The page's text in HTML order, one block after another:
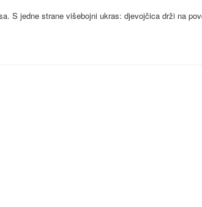
S jedne strane višebojni ukras: djevojčica drži na